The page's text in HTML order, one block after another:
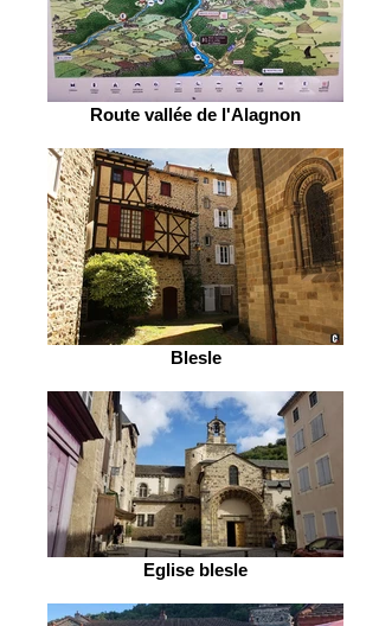
Route vallée de l'Alagnon
Blesle
Eglise blesle